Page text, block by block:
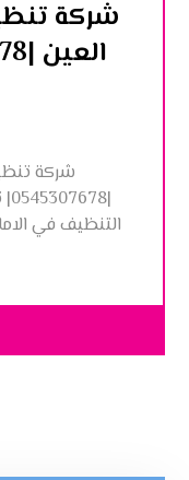
شركة
شركة
التنظيف في